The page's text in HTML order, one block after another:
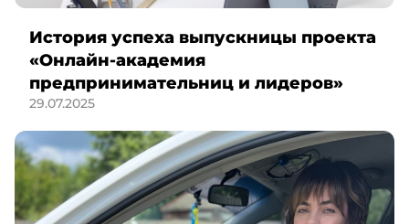
История успеха выпускницы проекта
«Онлайн-академия
предпринимательниц и лидеров»
29.07.2025